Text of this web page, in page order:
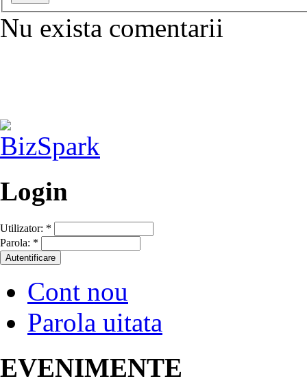
Nu exista comentarii
Login
Utilizator: *
Parola: *
Cont nou
Parola uitata
EVENIMENTE